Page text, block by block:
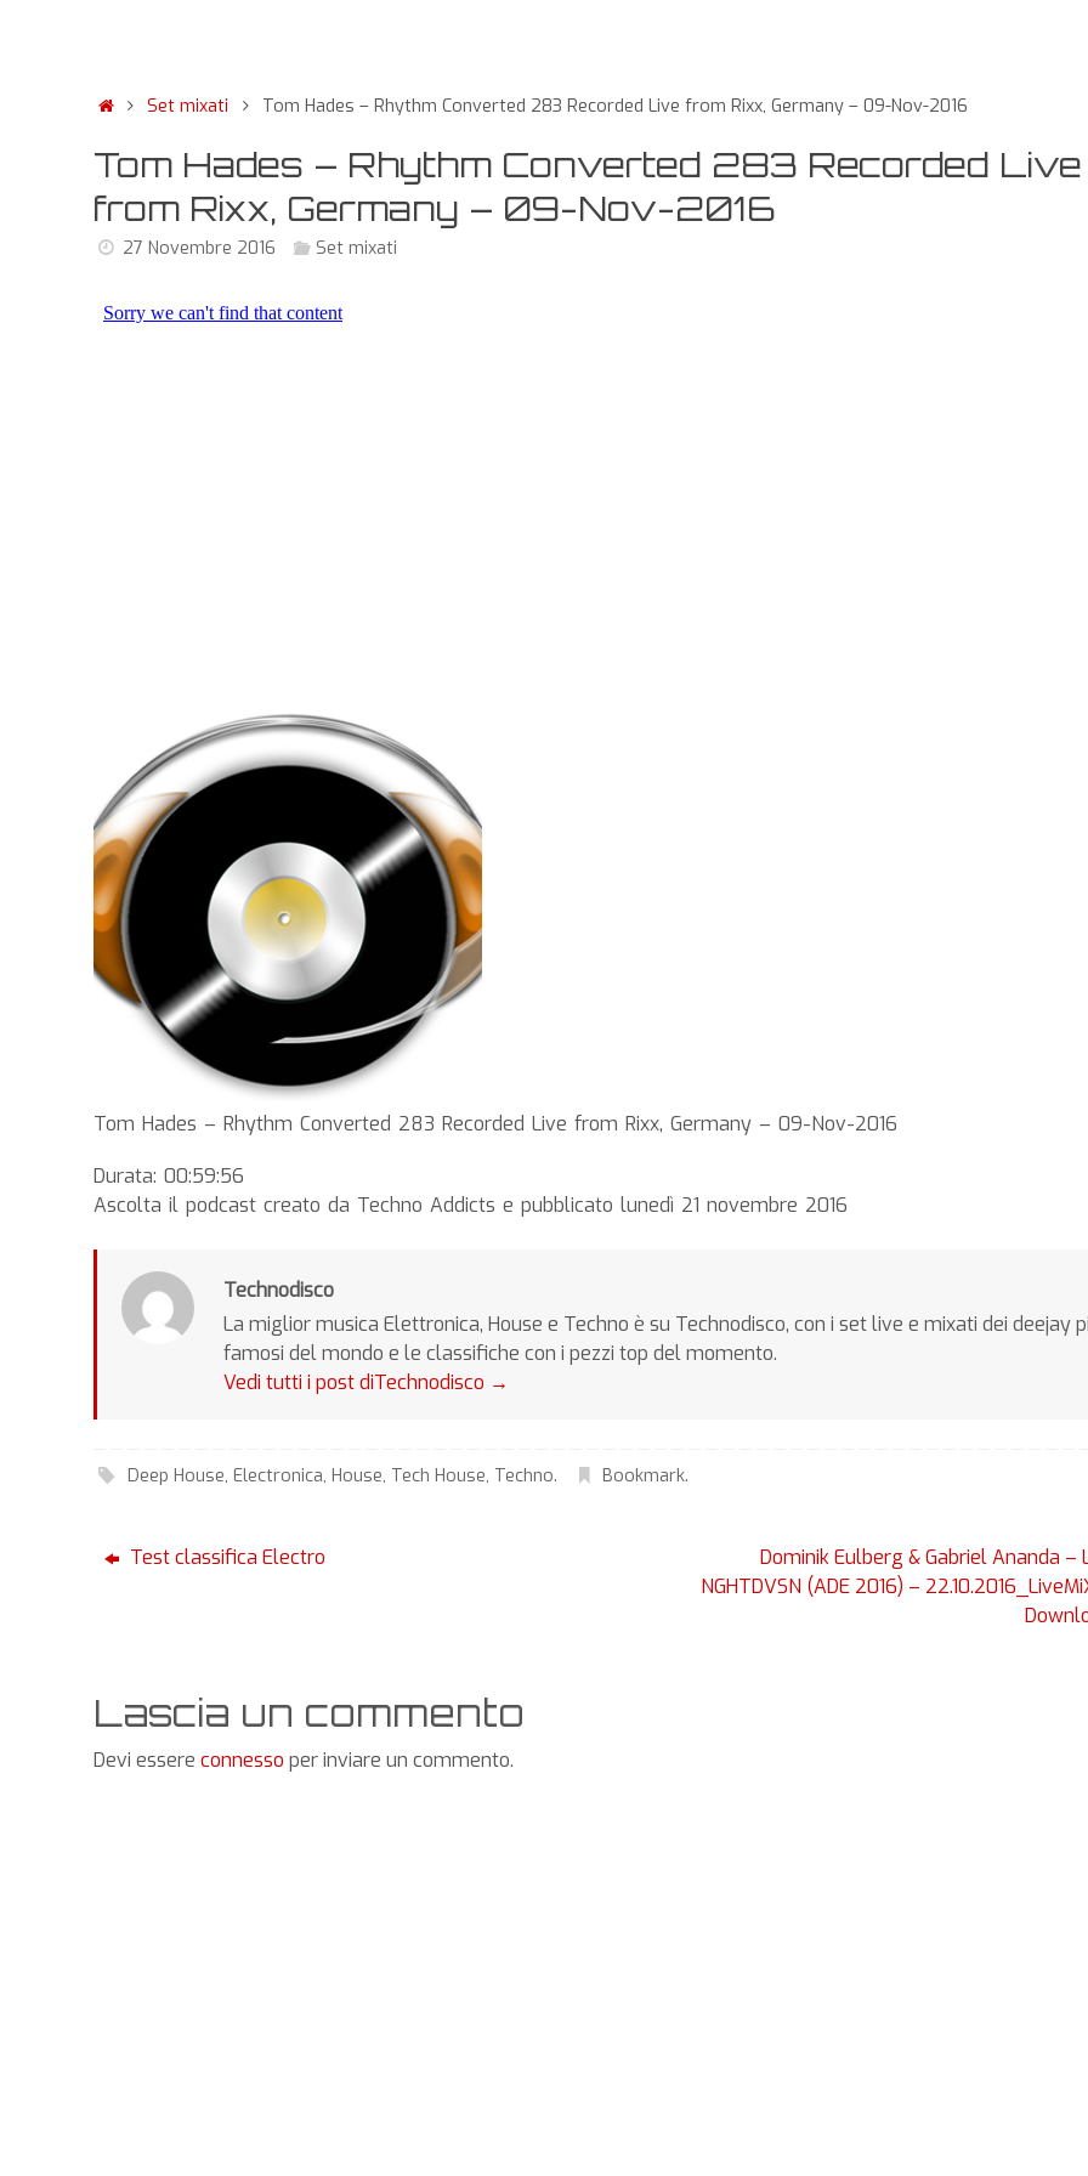
Set mixati Tom Hades – Rhythm Converted 283 Recorded Live from Rixx, Germany – 09-Nov-2016
Tom Hades – Rhythm Converted 283 Recorded Live
from Rixx, Germany – 09-Nov-2016
27 Novembre 2016 Set mixati
Tom Hades – Rhythm Converted 283 Recorded Live from Rixx, Germany – 09-Nov-2016
Durata: 00:59:56
Ascolta il podcast creato da Techno Addicts e pubblicato lunedì 21 novembre 2016
Technodisco
La miglior musica Elettronica, House e Techno è su Technodisco, con i set live e mixati dei deejay
famosi del mondo e le classifiche con i pezzi top del momento.
Vedi tutti i post diTechnodisco →
Deep House,Electronica,House, Tech House, Techno. Bookmark.
Test classifica Electro
Dominik Eulberg & Gabriel Ananda –
NGHTDVSN (ADE 2016) –
Lascia un commento
Devi essere connesso per inviare un commento.